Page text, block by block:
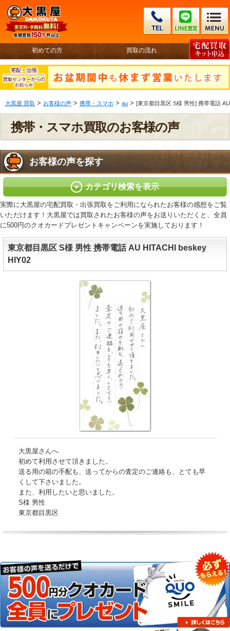
初めての方 買取の流れ
大黒屋 買取 > お客様の声 > 携帯・スマホ > au > [東京都目黒区 S様 男性] 携帯電話
携帯・スマホ買取のお客様の声
お客様の声を探す
カテゴリ検索を表示
実際に大黒屋の宅配買取・出張買取をご利用になられたお客様の感想をご覧
いただけます！大黒屋では買取されたお客様の声をお送りいただくと、全員
に500円のクオカードプレゼントキャンペーンを実施しております！
東京都目黒区 S様 男性 携帯電話 AU HITACHI beskey
HIY02
大黒屋さんへ
初めて利用させて頂きました。
送る用の箱の手配も、送ってからの査定のご連絡も、とても早
くして下さいました。
また、利用したいと思いました。
S様 男性
東京都目黒区